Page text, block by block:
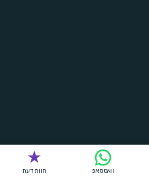
וואטסאפ חוות דעת